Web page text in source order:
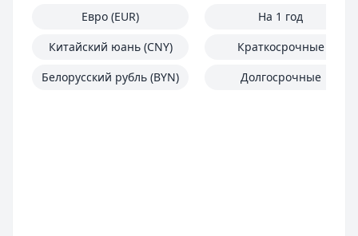
Евро (EUR)
Китайский юань (CNY)
Белорусский рубль (BYN)
На 1 год
Краткосрочные
Долгосрочные